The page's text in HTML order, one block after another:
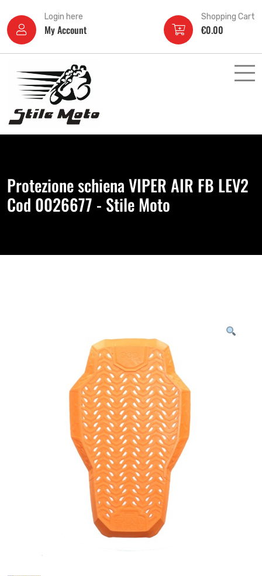
Login here
My Account
Shopping Cart
€0.00
Protezione schiena VIPER AIR FB LEV2
Cod 0026677 - Stile Moto